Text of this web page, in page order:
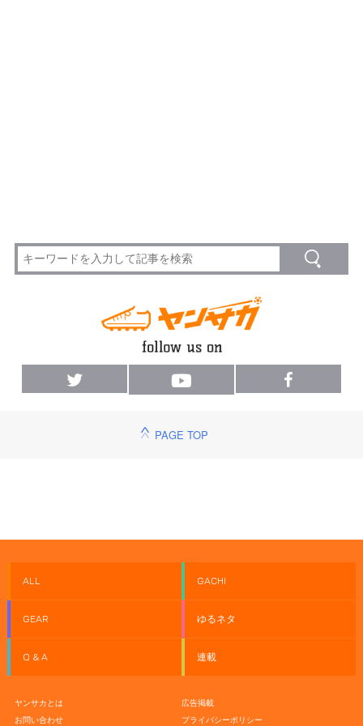
PAGE TOP
ALL GACHI
GEAR ゆるネタ
Q & A 連載
ヤンサカとは
広告掲載
お問い合わせ
プライバシーポリシー